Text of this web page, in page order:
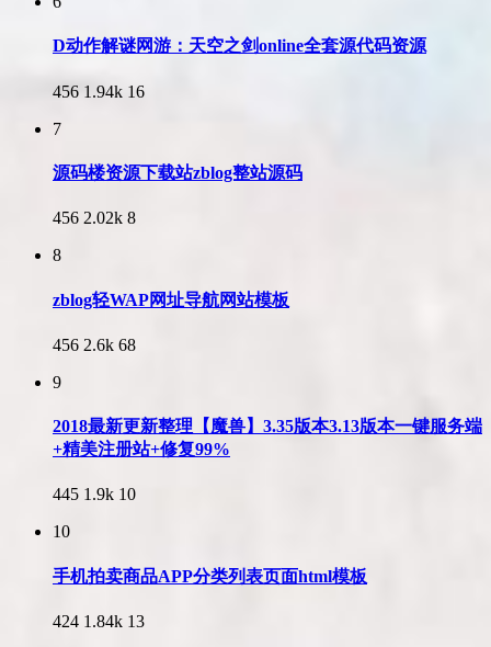
D动作解谜网游：天空之剑online全套源代码资源
456 1.94k 16
7
源码楼资源下载站zblog整站源码
456 2.02k 8
8
zblog轻WAP网址导航网站模板
456 2.6k 68
9
2018最新更新整理【魔兽】3.35版本3.13版本一键服务端
+精美注册站+修复99%
445 1.9k 10
10
手机拍卖商品APP分类列表页面html模板
424 1.84k 13